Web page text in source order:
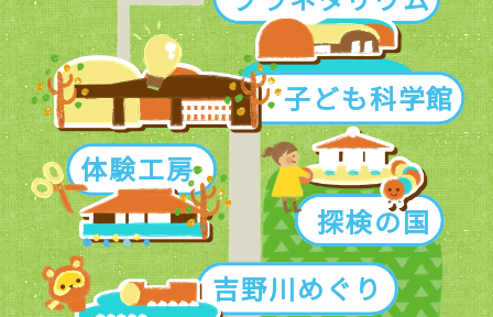
吉
体
験
工
房
プ
ラ
ネ
タ
リ
ウ
ム
子
ど
も
科
学
館探
検
の
国